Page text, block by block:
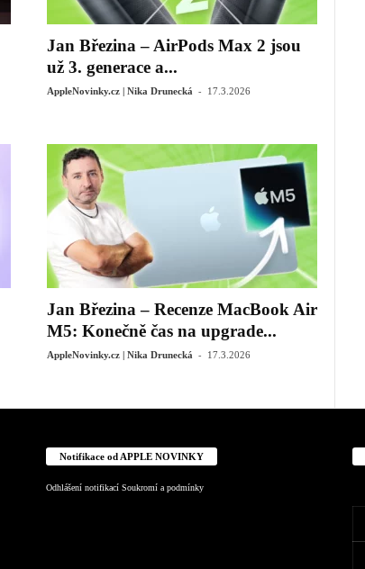
Jan Březina – AirPods Max 2 jsou
už 3. generace a...
AppleNovinky.cz | Nika Drunecká - 17.3.2026
Jan Březina – Recenze MacBook Air
M5: Konečně čas na upgrade...
AppleNovinky.cz | Nika Drunecká - 17.3.2026
Notifikace od APPLE NOVINKY
Odhlášení notifikací Soukromí a podmínky